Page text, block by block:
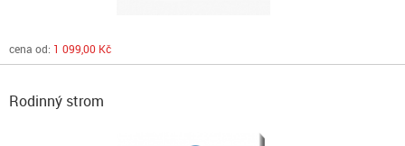
cena od: 1 099,00 Kč
Rodinný strom